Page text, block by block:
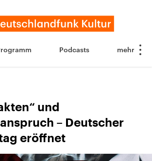
Podcasts
und
– Deutscher
eröffnet